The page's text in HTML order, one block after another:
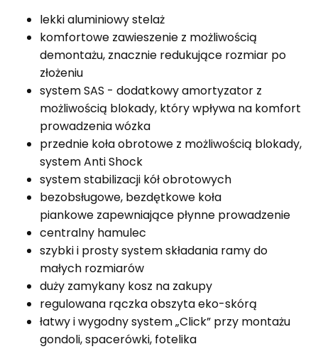
lekki aluminiowy stelaż
komfortowe zawieszenie z możliwością
demontażu, znacznie redukujące rozmiar po
złożeniu
system SAS - dodatkowy amortyzator z
możliwością blokady, który wpływa na komfort
prowadzenia wózka
przednie koła obrotowe z możliwością blokady,
system Anti Shock
system stabilizacji kół obrotowych
bezobsługowe, bezdętkowe koła
piankowe zapewniające płynne prowadzenie
centralny hamulec
szybki i prosty system składania ramy do
małych rozmiarów
duży zamykany kosz na zakupy
regulowana rączka obszyta eko-skórą
łatwy i wygodny system „Click” przy montażu
gondoli, spacerówki, fotelika